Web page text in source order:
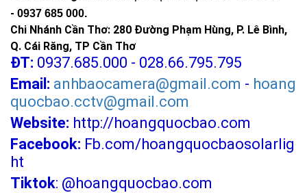
- 0937 685 000.
Chi Nhánh Cần Thơ: 280 Đường Phạm Hùng, P. Lê Bình,
Q. Cái Răng, TP Cần Thơ
ĐT: 0937.685.000 - 028.66.795.795
Email: anhbaocamera@gmail.com - hoang
quocbao.cctv@gmail.com
Website: http://hoangquocbao.com
Facebook: Fb.com/hoangquocbaosolarlig
ht
Tiktok: @hoangquocbao.com